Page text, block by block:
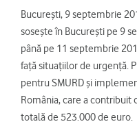
București, 9 septembrie
sosește în București pe 9
până pe 11 septembrie
față situațiilor de urgență.
pentru SMURD și
România, care a contribuit
totală de 523.000 de euro.